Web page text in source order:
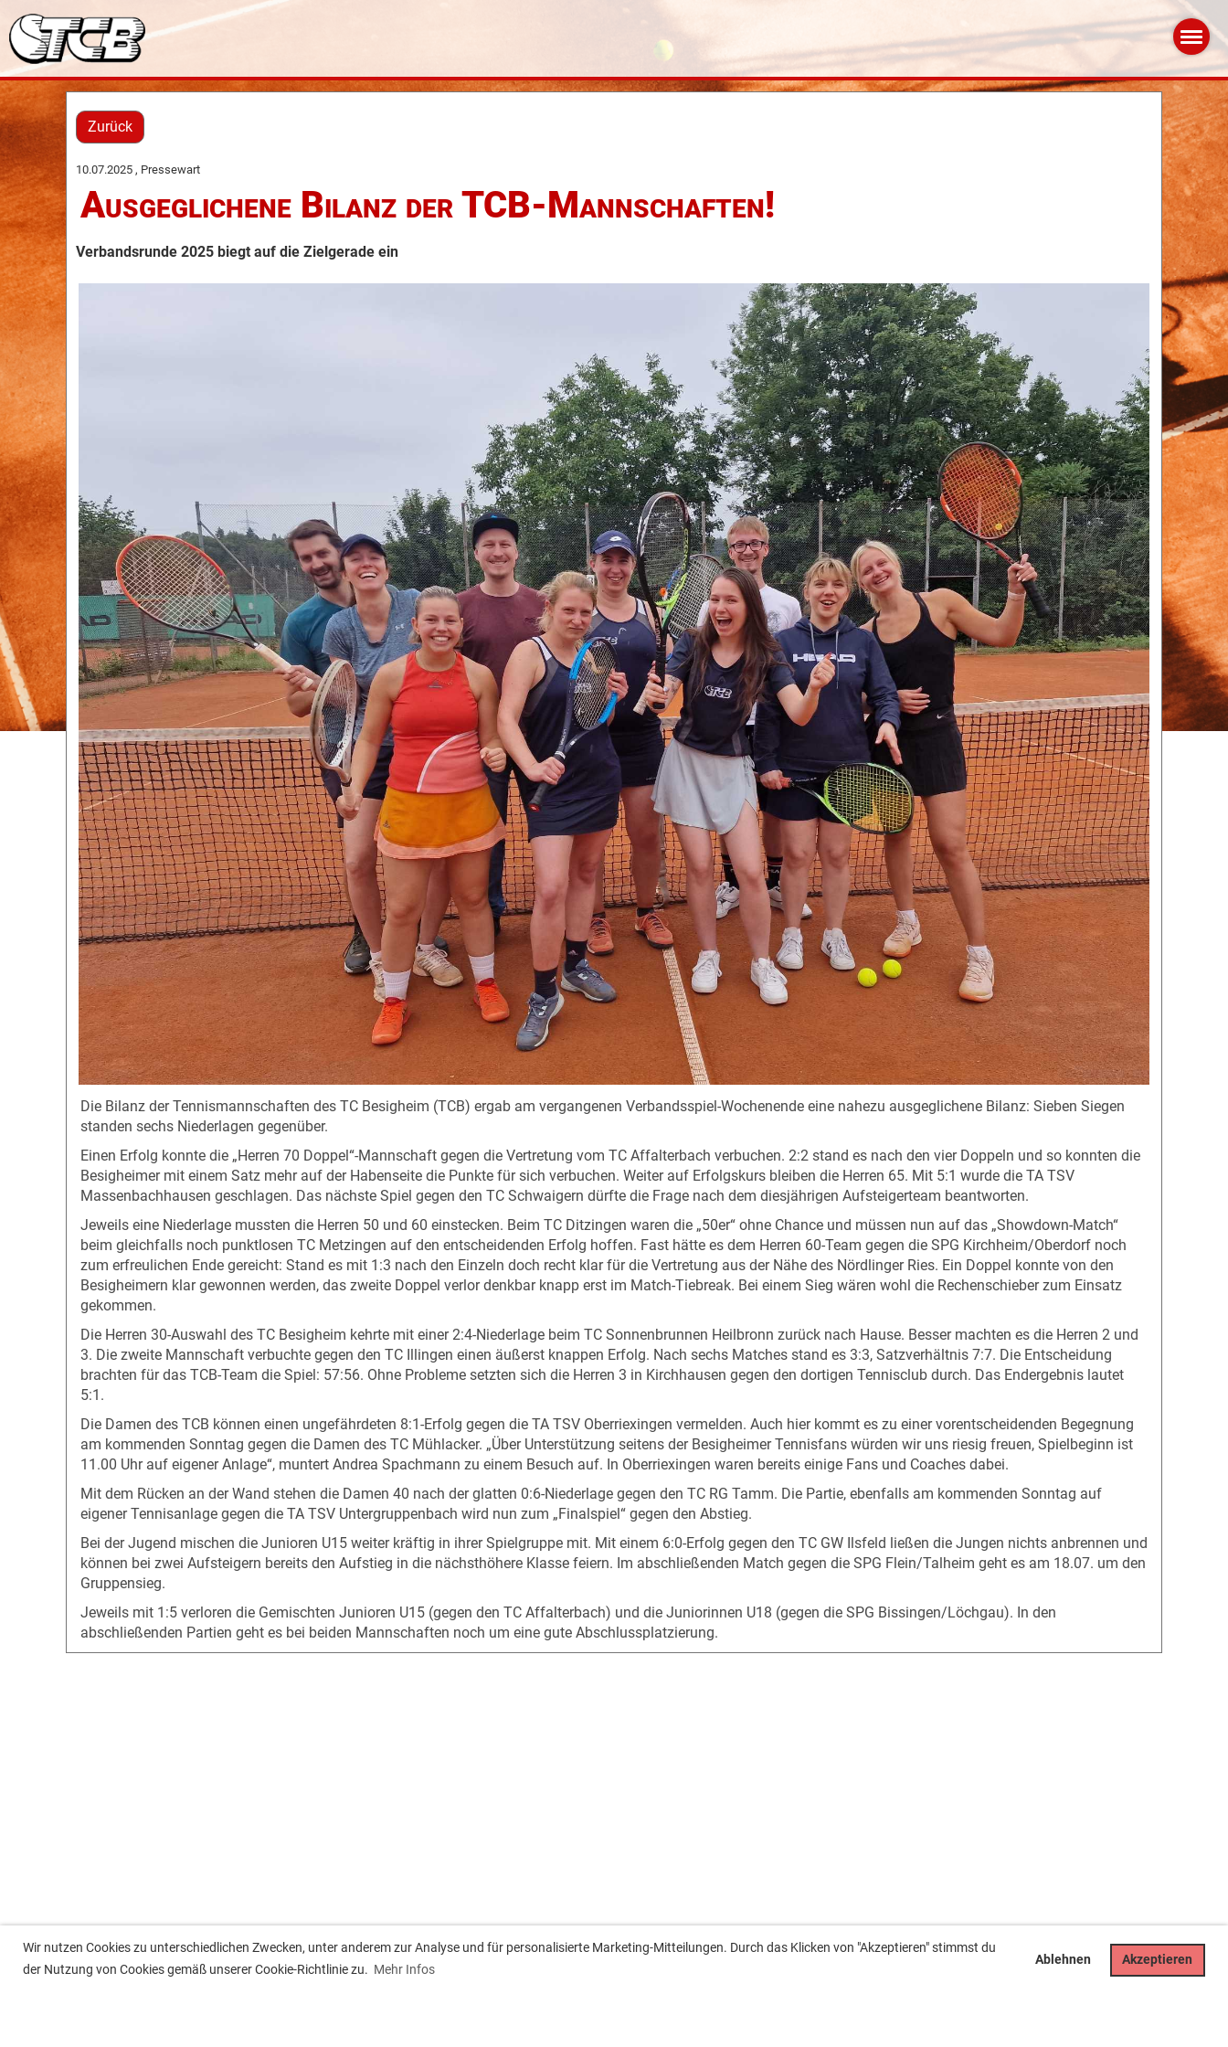
Wir nutzen Cookies zu unterschiedlichen Zwecken, unter anderem zur Analyse und für personalisierte Marketing-Mitteilungen. Durch das Klicken von "Akzeptieren" stimmst du
der Nutzung von Cookies gemäß unserer Cookie-Richtlinie zu. Mehr Infos
Ablehnen Akzeptieren
Zurück
10.07.2025 , Pressewart
Ausgeglichene Bilanz der TCB-Mannschaften!
Verbandsrunde 2025 biegt auf die Zielgerade ein
Die Bilanz der Tennismannschaften des TC Besigheim (TCB) ergab am vergangenen Verbandsspiel-Wochenende eine nahezu ausgeglichene Bilanz: Sieben Siegen
standen sechs Niederlagen gegenüber.
Einen Erfolg konnte die „Herren 70 Doppel“-Mannschaft gegen die Vertretung vom TC Affalterbach verbuchen. 2:2 stand es nach den vier Doppeln und so konnten die
Besigheimer mit einem Satz mehr auf der Habenseite die Punkte für sich verbuchen. Weiter auf Erfolgskurs bleiben die Herren 65. Mit 5:1 wurde die TA TSV
Massenbachhausen geschlagen. Das nächste Spiel gegen den TC Schwaigern dürfte die Frage nach dem diesjährigen Aufsteigerteam beantworten.
Jeweils eine Niederlage mussten die Herren 50 und 60 einstecken. Beim TC Ditzingen waren die „50er“ ohne Chance und müssen nun auf das „Showdown-Match“
beim gleichfalls noch punktlosen TC Metzingen auf den entscheidenden Erfolg hoffen. Fast hätte es dem Herren 60-Team gegen die SPG Kirchheim/Oberdorf noch
zum erfreulichen Ende gereicht: Stand es mit 1:3 nach den Einzeln doch recht klar für die Vertretung aus der Nähe des Nördlinger Ries. Ein Doppel konnte von den
Besigheimern klar gewonnen werden, das zweite Doppel verlor denkbar knapp erst im Match-Tiebreak. Bei einem Sieg wären wohl die Rechenschieber zum Einsatz
gekommen.
Die Herren 30-Auswahl des TC Besigheim kehrte mit einer 2:4-Niederlage beim TC Sonnenbrunnen Heilbronn zurück nach Hause. Besser machten es die Herren 2 und
3. Die zweite Mannschaft verbuchte gegen den TC Illingen einen äußerst knappen Erfolg. Nach sechs Matches stand es 3:3, Satzverhältnis 7:7. Die Entscheidung
brachten für das TCB-Team die Spiel: 57:56. Ohne Probleme setzten sich die Herren 3 in Kirchhausen gegen den dortigen Tennisclub durch. Das Endergebnis lautet
5:1.
Die Damen des TCB können einen ungefährdeten 8:1-Erfolg gegen die TA TSV Oberriexingen vermelden. Auch hier kommt es zu einer vorentscheidenden Begegnung
am kommenden Sonntag gegen die Damen des TC Mühlacker. „Über Unterstützung seitens der Besigheimer Tennisfans würden wir uns riesig freuen, Spielbeginn ist
11.00 Uhr auf eigener Anlage“, muntert Andrea Spachmann zu einem Besuch auf. In Oberriexingen waren bereits einige Fans und Coaches dabei.
Mit dem Rücken an der Wand stehen die Damen 40 nach der glatten 0:6-Niederlage gegen den TC RG Tamm. Die Partie, ebenfalls am kommenden Sonntag auf
eigener Tennisanlage gegen die TA TSV Untergruppenbach wird nun zum „Finalspiel“ gegen den Abstieg.
Bei der Jugend mischen die Junioren U15 weiter kräftig in ihrer Spielgruppe mit. Mit einem 6:0-Erfolg gegen den TC GW Ilsfeld ließen die Jungen nichts anbrennen und
können bei zwei Aufsteigern bereits den Aufstieg in die nächsthöhere Klasse feiern. Im abschließenden Match gegen die SPG Flein/Talheim geht es am 18.07. um den
Gruppensieg.
Jeweils mit 1:5 verloren die Gemischten Junioren U15 (gegen den TC Affalterbach) und die Juniorinnen U18 (gegen die SPG Bissingen/Löchgau). In den
abschließenden Partien geht es bei beiden Mannschaften noch um eine gute Abschlussplatzierung.